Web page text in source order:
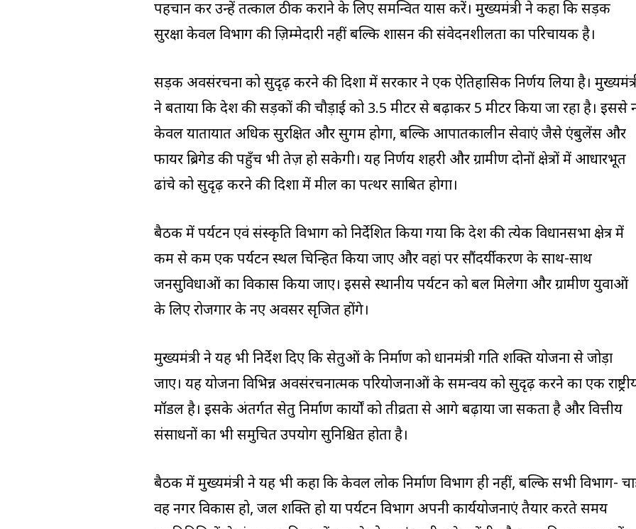
पहचान कर उन्हें तत्काल ठीक कराने के लिए समन्वित प्रयास करें। मुख्यमंत्री ने कहा कि सड़क
सुरक्षा केवल विभाग की ज़िम्मेदारी नहीं बल्कि शासन की संवेदनशीलता का परिचायक है।
सड़क अवसंरचना को सुदृढ़ करने की दिशा में सरकार ने एक ऐतिहासिक निर्णय लिया है।
ने बताया कि प्रदेश की सड़कों की चौड़ाई को 3.5 मीटर से बढ़ाकर 5 मीटर किया जा रहा है। इससे
केवल यातायात अधिक सुरक्षित और सुगम होगा, बल्कि आपातकालीन सेवाएं जैसे एंबुलेंस और
फायर ब्रिगेड की पहुँच भी तेज़ हो सकेगी। यह निर्णय शहरी और ग्रामीण दोनों क्षेत्रों में आधारभूत
ढांचे को सुदृढ़ करने की दिशा में मील का पत्थर साबित होगा।
बैठक में पर्यटन एवं संस्कृति विभाग को निर्देशित किया गया कि प्रदेश की प्रत्येक विधानसभा क्षेत्र में
कम से कम एक पर्यटन स्थल चिन्हित किया जाए और वहां पर सौंदर्यीकरण के साथ-साथ
जनसुविधाओं का विकास किया जाए। इससे स्थानीय पर्यटन को बल मिलेगा और ग्रामीण युवाओं
के लिए रोजगार के नए अवसर सृजित होंगे।
मुख्यमंत्री ने यह भी निर्देश दिए कि सेतुओं के निर्माण को प्रधानमंत्री गति शक्ति योजना से जोड़ा
जाए। यह योजना विभिन्न अवसंरचनात्मक परियोजनाओं के समन्वय को सुदृढ़ करने का एक
मॉडल है। इसके अंतर्गत सेतु निर्माण कार्यों को तीव्रता से आगे बढ़ाया जा सकता है और वित्तीय
संसाधनों का भी समुचित उपयोग सुनिश्चित होता है।
बैठक में मुख्यमंत्री ने यह भी कहा कि केवल लोक निर्माण विभाग ही नहीं, बल्कि सभी विभाग-
वह नगर विकास हो, जल शक्ति हो या पर्यटन विभाग अपनी कार्ययोजनाएं तैयार करते समय